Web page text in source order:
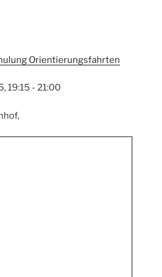
Orientierungsfahrten
19:15 - 21:00